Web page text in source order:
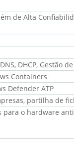
de Alta
DHCP, Gestão
Containers
Defender ATP
partilha de
para o hardware